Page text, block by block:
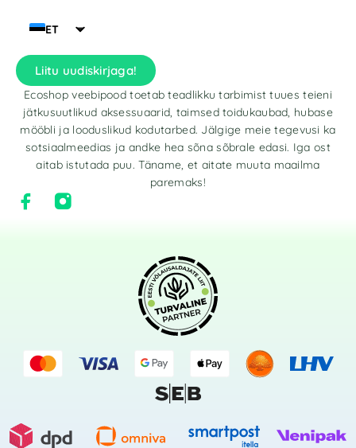
ET
Liitu uudiskirjaga!
Ecoshop veebipood toetab teadlikku tarbimist tuues teieni
jätkusuutlikud aksessuaarid, taimsed toidukaubad, hubase
mööbli ja looduslikud kodutarbed. Jälgige meie tegevusi ka
sotsiaalmeedias ja andke hea sõna sõbrale edasi. Iga ost
aitab istutada puu. Täname, et aitate muuta maailma
paremaks!